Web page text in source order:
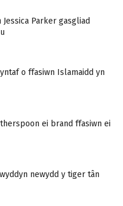
Jessica Parker gasgliad
o ffasiwn Islamaidd yn
ei brand ffasiwn ei
newydd y tiger tân